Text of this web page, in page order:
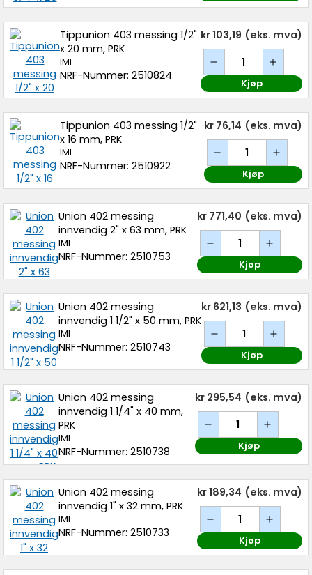
Tippunion 403 messing 1/2"
x 20 mm, PRK
IMI
NRF-Nummer: 2510824
kr 103,19 (eks. mva)
Kjøp
Tippunion 403 messing 1/2"
x 16 mm, PRK
IMI
NRF-Nummer: 2510922
kr 76,14 (eks. mva)
Kjøp
Union 402 messing
innvendig 2" x 63 mm, PRK
IMI
NRF-Nummer: 2510753
kr 771,40 (eks. mva)
Kjøp
Union 402 messing
innvendig 1 1/2" x 50 mm, PRK
IMI
NRF-Nummer: 2510743
kr 621,13 (eks. mva)
Kjøp
Union 402 messing
innvendig 1 1/4" x 40 mm,
PRK
IMI
NRF-Nummer: 2510738
kr 295,54 (eks. mva)
Kjøp
Union 402 messing
innvendig 1" x 32 mm, PRK
IMI
NRF-Nummer: 2510733
kr 189,34 (eks. mva)
Kjøp